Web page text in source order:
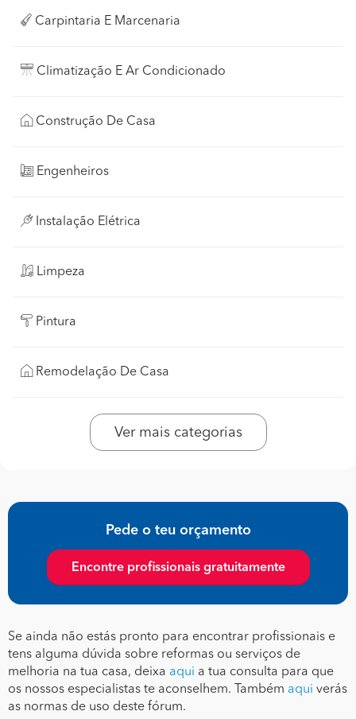
Carpintaria E Marcenaria
Climatização E Ar Condicionado
Construção De Casa
Engenheiros
Instalação Elétrica
Limpeza
Pintura
Remodelação De Casa
Ver mais categorias
Pede o teu orçamento
Encontre profissionais gratuitamente
Se ainda não estás pronto para encontrar profissionais e
tens alguma dúvida sobre reformas ou serviços de
melhoria na tua casa, deixa aqui a tua consulta para que
os nossos especialistas te aconselhem. Também aqui verás
as normas de uso deste fórum.